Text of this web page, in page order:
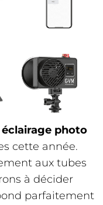
éclairage photo
cette année.
aux tubes
à décider
parfaitement